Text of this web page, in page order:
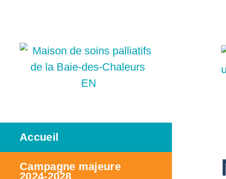
EN
Accueil
Campagne majeure
2024-2028